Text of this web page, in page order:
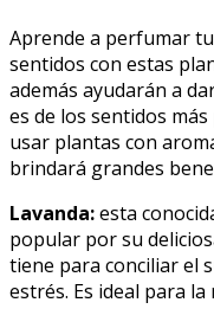
Aprende a perfumar
sentidos con estas
además ayudarán a
es de los sentidos
usar plantas con
brindará grandes
Lavanda:esta
popular por su
tiene para conciliar el
estrés. Es ideal para